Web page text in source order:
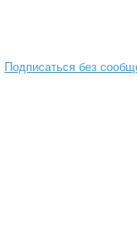
Подписаться без